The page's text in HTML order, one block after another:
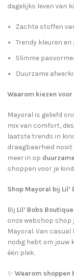
dagelijks leven van
Zachte stoffen
Trendy kleuren
Slimme
Duurzame
Waarom kiezen
Mayoral is geliefd
mix van comfort,
laatste trends in
draagbaarheid nooit
meer in op
shoppen voor je
Shop Mayoral bij Lil’
Bij Lil’ Bobs
onze webshop shop
Mayoral. Van
nodig hebt om jouw
één plek.
✨ Waarom shoppen